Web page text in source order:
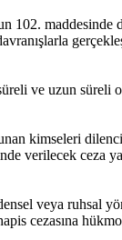
ve uzun
kimseleri
verilecek ceza
veya ruhsal
cezasına